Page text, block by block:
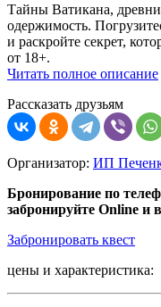
Тайны Ватикана,
одержимость.
и раскройте секрет,
от 18+.
Читать полное описание
Рассказать друзьям
Организатор: ИП
Бронирование по
забронируйте Online и
Забронировать квест
цены и характеристика: